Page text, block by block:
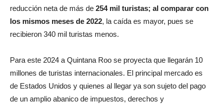
reducción neta de más de 254 mil turistas; al comparar con
los mismos meses de 2022, la caída es mayor, pues se
recibieron 340 mil turistas menos.
Para este 2024 a Quintana Roo se proyecta que llegarán 10
millones de turistas internacionales. El principal mercado es
de Estados Unidos y quienes al llegar ya son sujeto del pago
de un amplio abanico de impuestos, derechos y